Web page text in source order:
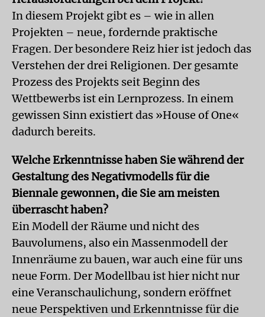
In diesem Projekt gibt es – wie in allen
Projekten – neue, fordernde praktische
Fragen. Der besondere Reiz hier ist jedoch das
Verstehen der drei Religionen. Der gesamte
Prozess des Projekts seit Beginn des
Wettbewerbs ist ein Lernprozess. In einem
gewissen Sinn existiert das »House of One«
dadurch bereits.
Welche Erkenntnisse haben Sie während der
Gestaltung des Negativmodells für die
Biennale gewonnen, die Sie am meisten
überrascht haben?
Ein Modell der Räume und nicht des
Bauvolumens, also ein Massenmodell der
Innenräume zu bauen, war auch eine für uns
neue Form. Der Modellbau ist hier nicht nur
eine Veranschaulichung, sondern eröffnet
neue Perspektiven und Erkenntnisse für die